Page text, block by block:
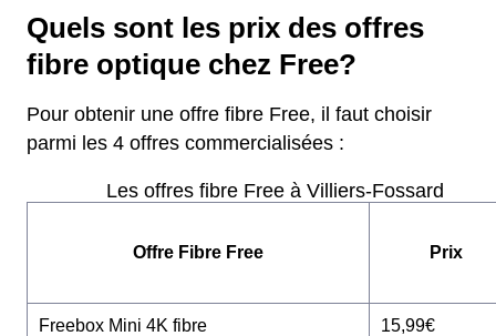
Quels sont les prix des offres
fibre optique chez Free?
Pour obtenir une offre fibre Free, il faut choisir
parmi les 4 offres commercialisées :
Les offres fibre Free à Villiers-Fossard
Offre Fibre Free Prix
Freebox Mini 4K fibre 15,99€